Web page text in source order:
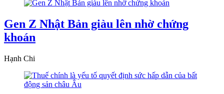
Gen Z Nhật Bản giàu lên nhờ chứng
khoán
Hạnh Chi